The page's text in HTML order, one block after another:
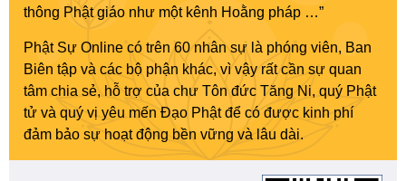
thông Phật giáo như một kênh Hoằng pháp …”
Phật Sự Online có trên 60 nhân sự là phóng viên, Ban
Biên tập và các bộ phận khác, vì vậy rất cần sự quan
tâm chia sẻ, hỗ trợ của chư Tôn đức Tăng Ni, quý Phật
tử và quý vị yêu mến Đạo Phật để có được kinh phí
đảm bảo sự hoạt động bền vững và lâu dài.